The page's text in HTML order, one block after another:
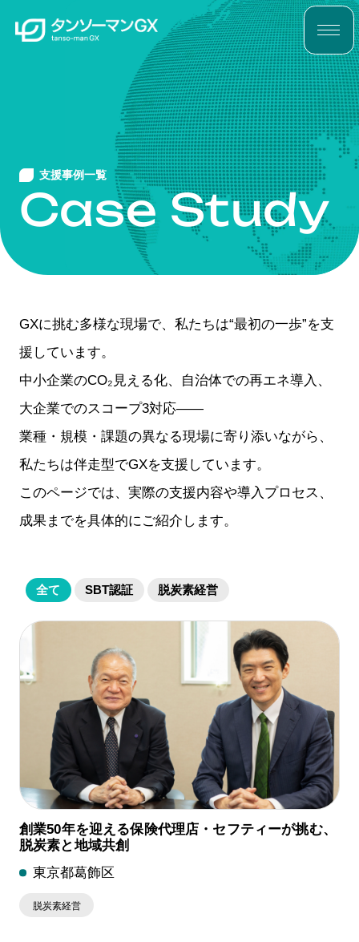
支援事例一覧
Case Study
GXに挑む多様な現場で、私たちは“最初の一歩”を支
援しています。
中小企業のCO₂見える化、自治体での再エネ導入、
大企業でのスコープ3対応——
業種・規模・課題の異なる現場に寄り添いながら、
私たちは伴走型でGXを支援しています。
このページでは、実際の支援内容や導入プロセス、
成果までを具体的にご紹介します。
全て SBT認証 脱炭素経営
創業50年を迎える保険代理店・セフティーが挑む、
脱炭素と地域共創
東京都葛飾区
脱炭素経営